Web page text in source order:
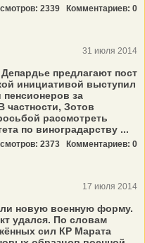
2339 Комментариев: 0
31 июля 2014
предлагают пост
инициативой выступил
пенсионеров за
частности, Зотов
рассмотреть
по виноградарству ...
2373 Комментариев: 0
17 июля 2014
новую военную форму.
удался. По словам
сил КР Марата